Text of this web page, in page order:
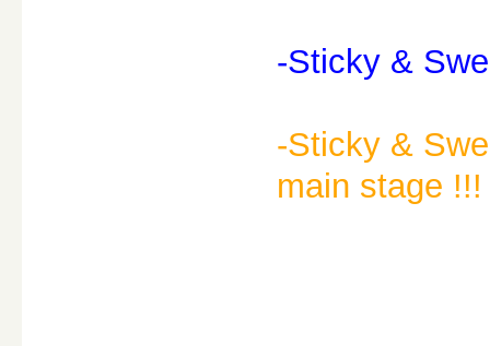
-Sticky &
-Sticky &
main stage !!!